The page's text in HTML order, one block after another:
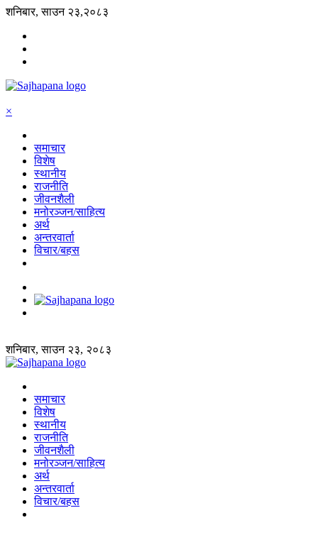
शनिबार, साउन २३,२०८३
×
समाचार
विशेष
स्थानीय
राजनीति
जीवनशैली
मनोरञ्जन/साहित्य
अर्थ
अन्तरवार्ता
विचार/बहस
शनिबार, साउन २३, २०८३
समाचार
विशेष
स्थानीय
राजनीति
जीवनशैली
मनोरञ्जन/साहित्य
अर्थ
अन्तरवार्ता
विचार/बहस